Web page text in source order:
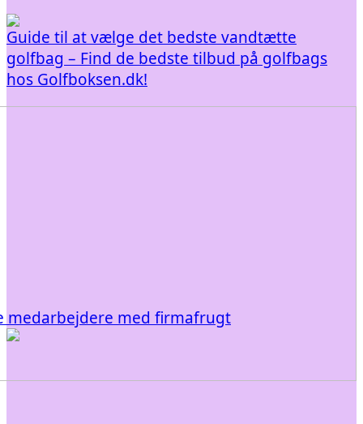
Guide til at vælge det bedste vandtætte
golfbag – Find de bedste tilbud på golfbags
hos Golfboksen.dk!
medarbejdere med firmafrugt